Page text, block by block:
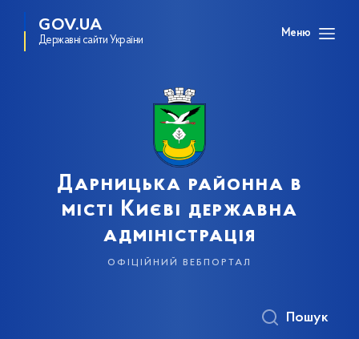
GOV.UA
Державні сайти України
Меню
Дарницька районна в
місті Києві державна
адміністрація
офіційний вебпортал
Пошук